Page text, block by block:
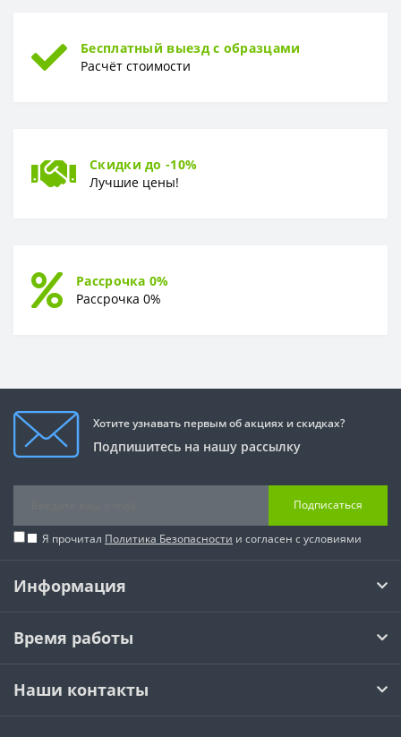
Бесплатный выезд с образцами
Расчёт стоимости
Скидки до -10%
Лучшие цены!
Рассрочка 0%
Рассрочка 0%
Хотите узнавать первым об акциях и скидках?
Подпишитесь на нашу рассылку
Подписаться
Я прочитал Политика Безопасности и согласен с условиями
Информация
Время работы
Наши контакты